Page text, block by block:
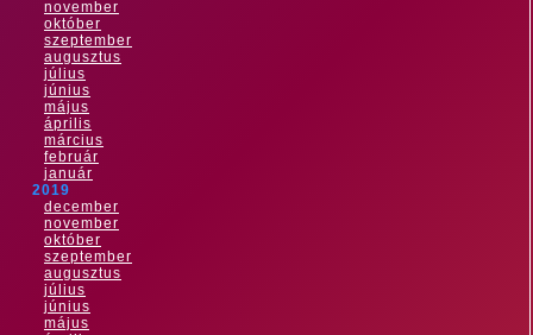
november
október
szeptember
augusztus
július
június
május
április
március
február
január
2019
december
november
október
szeptember
augusztus
július
június
május